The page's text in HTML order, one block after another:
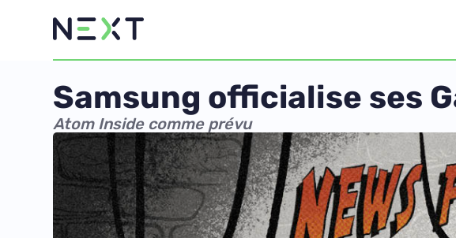
Samsung officialise ses
Atom Inside comme prévu